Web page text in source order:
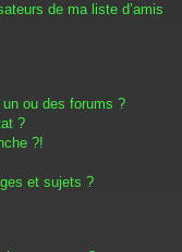
de ma liste d’amis
ou des forums ?
?
?!
et sujets ?